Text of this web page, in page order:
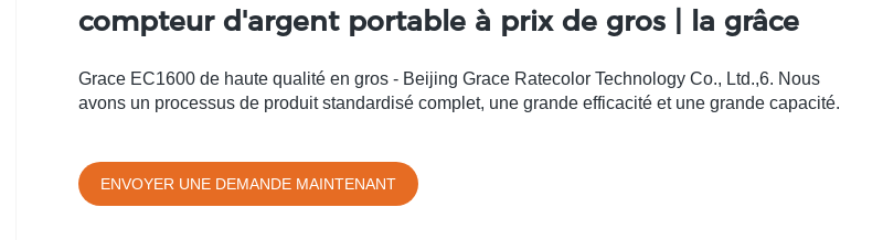
compteur d'argent portable à prix de gros | la grâce
Grace EC1600 de haute qualité en gros - Beijing Grace Ratecolor Technology Co., Ltd.,6. Nous
avons un processus de produit standardisé complet, une grande efficacité et une grande capacité.
ENVOYER UNE DEMANDE MAINTENANT